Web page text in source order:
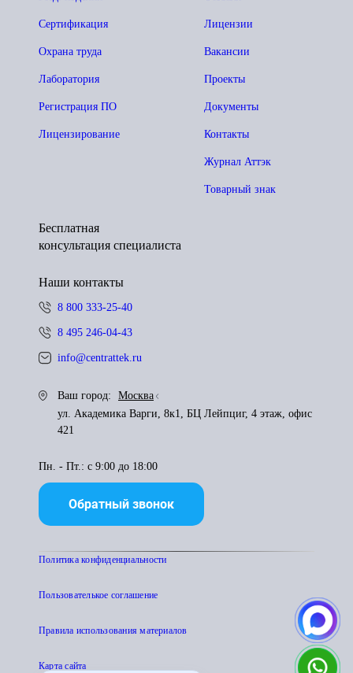
Лицензии
Вакансии
Проекты
Документы
Контакты
Журнал Аттэк
Товарный знак
Сертификация
Охрана труда
Лаборатория
Регистрация ПО
Лицензирование
Бесплатная
консультация специалиста
Наши контакты
8 800 333-25-40
8 495 246-04-43
info@centrattek.ru
Ваш город:
Москва
ул. Академика Варги, 8к1, БЦ Лейпциг, 4 этаж, офис
421
Пн. - Пт.: с 9:00 до 18:00
Обратный звонок
Политика конфиденциальности
Пользователькое соглашение
Правила использования материалов
Карта сайта